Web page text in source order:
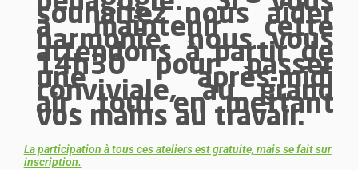
souhaitez nous aider
à maintenir cette
harmonie, nous vous
attendons à partir de
14h30 pour passer
une après-midi
conviviale, au grand
air, tout en mettant
vos mains au travail.
La participation à tous ces ateliers est gratuite, mais se fait sur
inscription.